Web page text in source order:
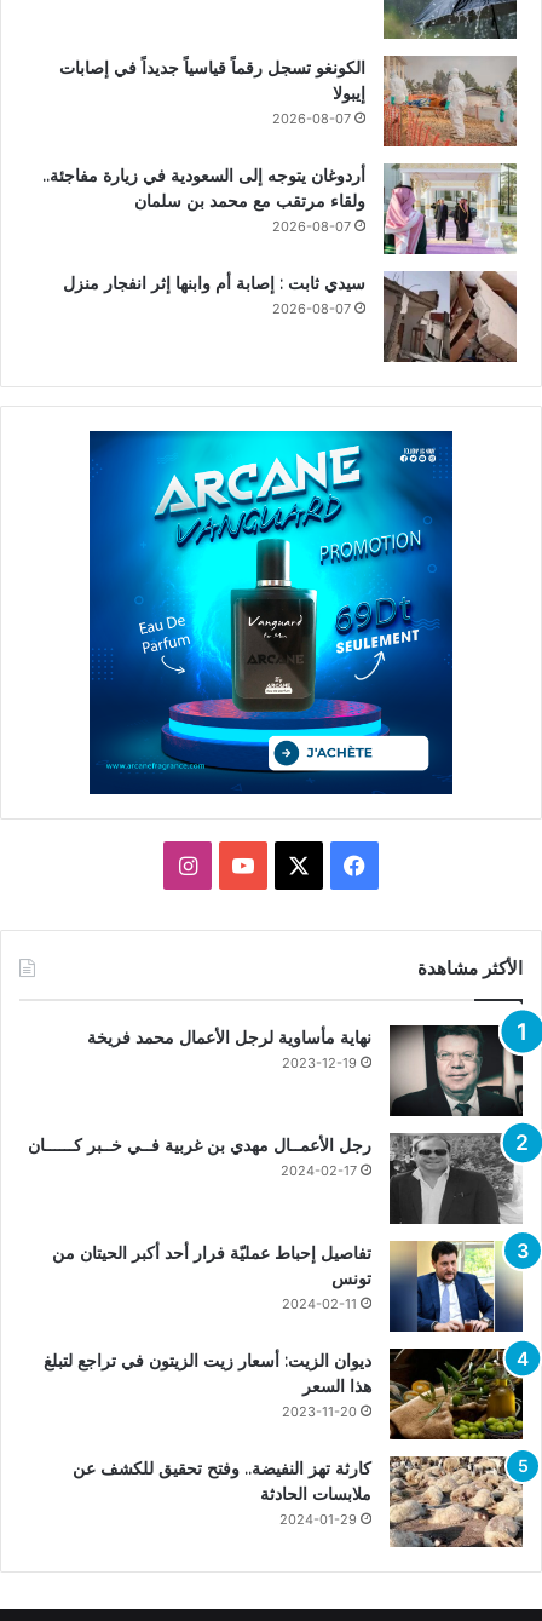
الكونغو تسجل رقماً قياسياً جديداً في إصابات
إيبولا
2026-08-07
أردوغان يتوجه إلى السعودية في زيارة مفاجئة..
ولقاء مرتقب مع محمد بن سلمان
2026-08-07
سيدي ثابت : إصابة أم وابنها إثر انفجار منزل
2026-08-07
فيسبوك يوتيوبانستقرام
الأكثر مشاهدة
نهاية مأساوية لرجل الأعمال محمد فريخة
2023-12-19
رجل الأعمــال مهدي بن غربية فــي خــبر كــــــان
2024-02-17
تفاصيل إحباط عمليّة فرار أحد أكبر الحيتان من
تونس
2024-02-11
ديوان الزيت: أسعار زيت الزيتون في تراجع لتبلغ
هذا السعر
2023-11-20
كارثة تهز النفيضة.. وفتح تحقيق للكشف عن
ملابسات الحادثة
2024-01-29